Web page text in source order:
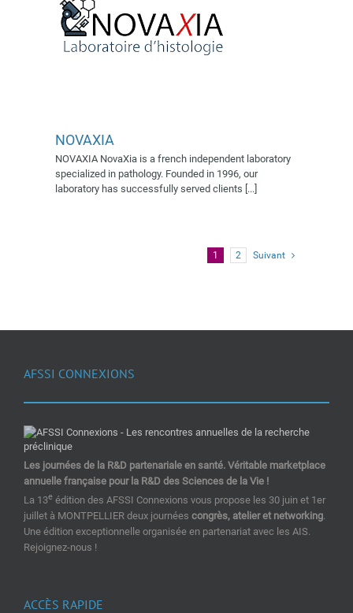
NOVAXIA
NOVAXIA NovaXia is a french independent laboratory
specialized in pathology. Founded in 1996, our
laboratory has successfully served clients [...]
1 2 Suivant
AFSSI CONNEXIONS
Les journées de la R&D partenariale en santé. Véritable marketplace
annuelle française pour la R&D des Sciences de la Vie !
La 13e édition des AFSSI Connexions vous propose les 30 juin et 1er
juillet à MONTPELLIER deux journées congrès, atelier et networking.
Une édition exceptionnelle organisée en partenariat avec les AIS.
Rejoignez-nous !
ACCÈS RAPIDE